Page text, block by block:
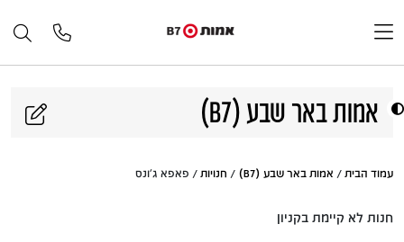
אמות באר שבע (B7)
עמוד הבית / אמות באר שבע (B7) / חנויות / פאפא ג'ונס
חנות לא קיימת בקניון